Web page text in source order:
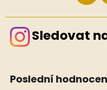
Sledovat
Poslední